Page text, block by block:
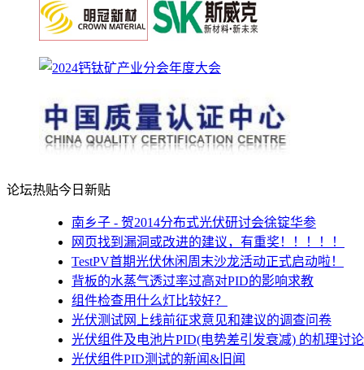
论坛热贴今日新贴
南乡子 - 贺2014分布式光伏研讨会徐锭华参
网页找到漏洞或改进的建议，有重奖！！！！！
TestPV首期光伏休闲周末沙龙活动正式启动啦！
背板的水蒸气透过率过高对PID的影响求教
组件检查用什么灯比较好？
光伏测试网上线前征求意见和建议的调查问卷
光伏组件及电池片PID(电势差引发衰减) 的机理讨论
光伏组件PID测试的新闻&旧闻